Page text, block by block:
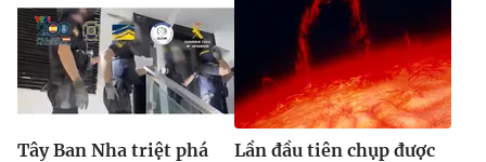
Tây Ban Nha triệt phá
Lần đầu tiên chụp được